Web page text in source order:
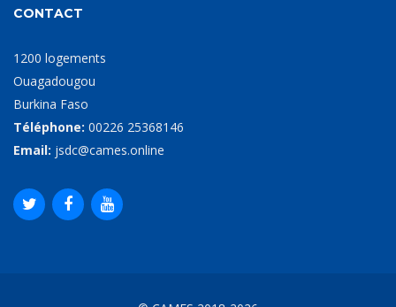
CONTACT
1200 logements
Ouagadougou
Burkina Faso
Téléphone: 00226 25368146
Email: jsdc@cames.online